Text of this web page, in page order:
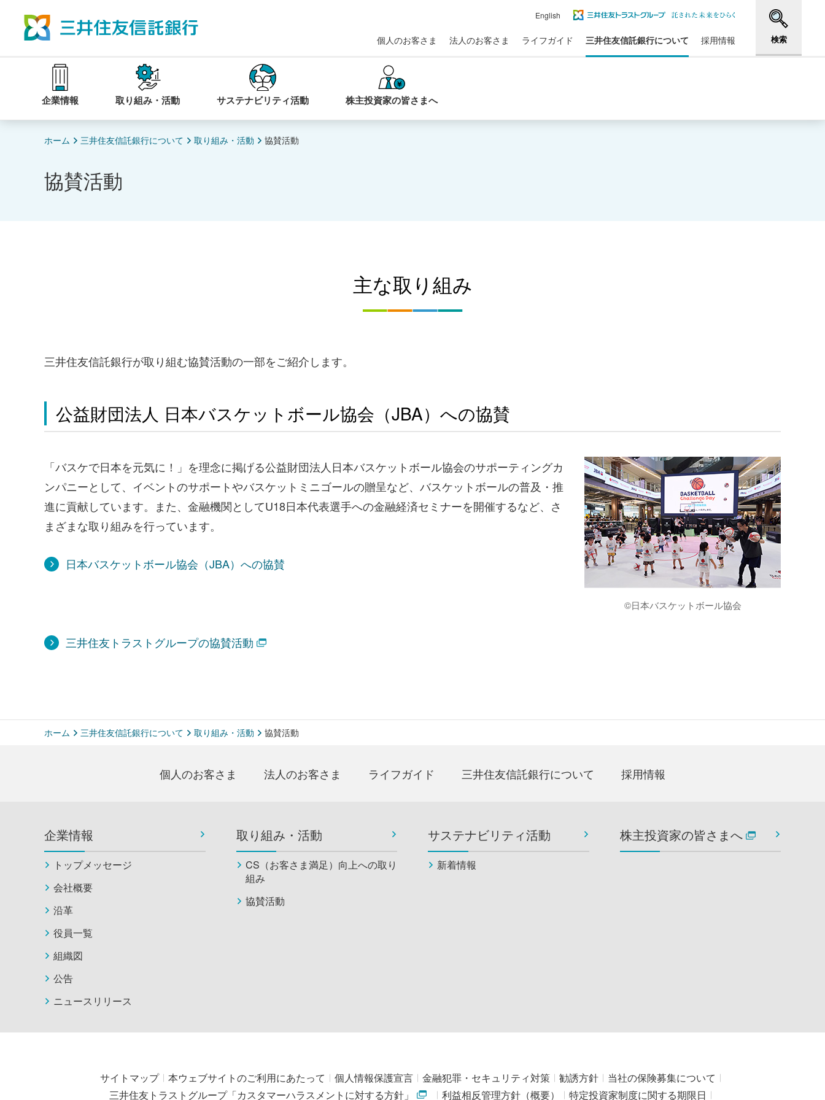
検索
企業情報 取り組み・活動 サステナビリティ活動 株主投資家の皆さまへ
個人のお客さま 法人のお客さま ライフガイド 三井住友信託銀行について 採用情報
English
ホーム 三井住友信託銀行について 取り組み・活動 協賛活動
協賛活動
主な取り組み
三井住友信託銀行が取り組む協賛活動の一部をご紹介します。
公益財団法人 日本バスケットボール協会（JBA）への協賛
「バスケで日本を元気に！」を理念に掲げる公益財団法人日本バスケットボール協会のサポーティングカ
ンパニーとして、イベントのサポートやバスケットミニゴールの贈呈など、バスケットボールの普及・推
進に貢献しています。また、金融機関としてU18日本代表選手への金融経済セミナーを開催するなど、さ
まざまな取り組みを行っています。
日本バスケットボール協会（JBA）への協賛
©日本バスケットボール協会
三井住友トラストグループの協賛活動
ホーム 三井住友信託銀行について 取り組み・活動 協賛活動
個人のお客さま 法人のお客さま ライフガイド 三井住友信託銀行について 採用情報
企業情報
トップメッセージ
会社概要
沿革
役員一覧
組織図
公告
ニュースリリース
取り組み・活動
CS（お客さま満足）向上への取り
組み
協賛活動
サステナビリティ活動
新着情報
株主投資家の皆さまへ
サイトマップ 本ウェブサイトのご利用にあたって 個人情報保護宣言 金融犯罪・セキュリティ対策 勧誘方針
当社の保険募集について
三井住友トラストグループ「カスタマーハラスメントに対する方針」
利益相反管理方針（概要） 特定投資家制度に関する期限日